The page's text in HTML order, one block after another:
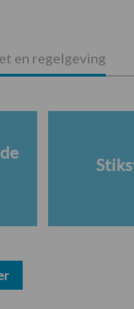
en regelgeving